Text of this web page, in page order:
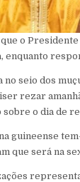
o
no seio dos
rezar
o dia de
guineense
que será na